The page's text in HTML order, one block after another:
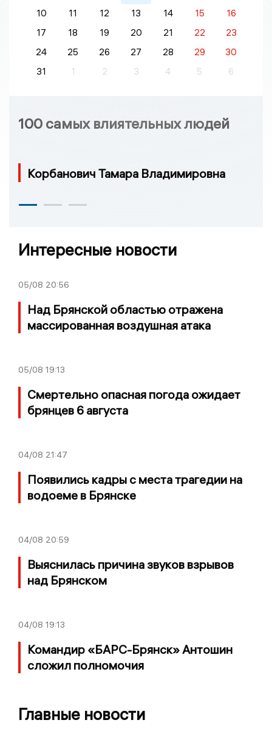
10
11 12 13 14 15
16
17
18 19 20 21 22
23
24
25 26 27 28 29
30
31
1 2 3 4 5 6
100 самых влиятельных людей
Корбанович Тамара Владимировна
Интересные новости
05/08 20:56
Над Брянской областью отражена
массированная воздушная атака
05/08 19:13
Смертельно опасная погода ожидает
брянцев 6 августа
04/08 21:47
Появились кадры с места трагедии на
водоеме в Брянске
04/08 20:59
Выяснилась причина звуков взрывов
над Брянском
04/08 19:13
Командир «БАРС-Брянск» Антошин
сложил полномочия
Главные новости